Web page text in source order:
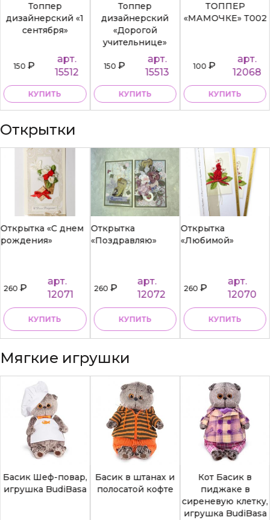
Топпер
дизайнерский «1
сентября»
150₽
арт.
15512
КУПИТЬ
Топпер
дизайнерский
«Дорогой
учительнице»
150₽
арт.
15513
КУПИТЬ
ТОППЕР
«МАМОЧКЕ» Т002
100₽
арт.
12068
КУПИТЬ
Открытки
Открытка «С днем
рождения»
260₽
арт.
12071
КУПИТЬ
Открытка
«Поздравляю»
260₽
арт.
12072
КУПИТЬ
Открытка
«Любимой»
260₽
арт.
12070
КУПИТЬ
Мягкие игрушки
Басик Шеф-повар,
игрушка BudiBasa
Басик в штанах и
полосатой кофте
Кот Басик в
пиджаке в
сиреневую клетку,
игрушка BudiBasa